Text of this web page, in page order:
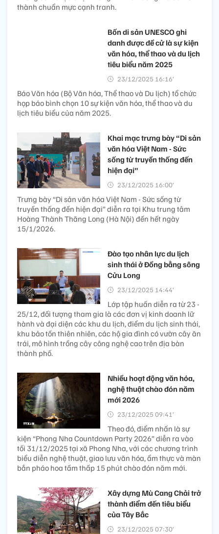
thành chuẩn mực cạnh tranh.
Bốn di sản UNESCO ghi
danh được đề cử là sự kiện
văn hóa, thể thao và du lịch
tiêu biểu năm 2025
23/12/2025 16:16’
Báo Văn hóa (Bộ Văn hóa, Thể thao và Du lịch) tổ chức
họp báo bình chọn 10 sự kiện văn hóa, thể thao và du
lịch tiêu biểu của năm 2025.
Khai mạc trưng bày “Di sản
văn hóa Việt Nam - Sức
sống từ truyền thống đến
hiện đại”
23/12/2025 16:00’
Trưng bày “Di sản văn hóa Việt Nam - Sức sống từ
truyền thống đến hiện đại” diễn ra tại Khu trung tâm
Hoàng Thành Thăng Long (Hà Nội) đến hết ngày
15/1/2026.
Đào tạo nhân lực du lịch
sinh thái ở Đồng bằng sông
Cửu Long
23/12/2025 14:44’
Lớp tập huấn diễn ra từ 23 -
25/12, đối tượng tham gia là các đơn vị kinh doanh lữ
hành và đại diện các khu du lịch, điểm du lịch sinh thái,
khu bảo tồn thiên nhiên, các hộ gia đình có vườn cây ăn
trái, mô hình trồng cây công nghệ cao trên địa bàn
thành phố.
Nhiều hoạt động văn hóa,
nghệ thuật chào đón năm
mới 2026
23/12/2025 09:41’
Theo đó, điểm nhấn là sự
kiện “Phong Nha Countdown Party 2026” diễn ra vào
tối 31/12/2025 tại xã Phong Nha, với các chương trình
biểu diễn nghệ thuật, giao lưu văn hóa, ẩm thực và màn
bắn pháo hoa tầm thấp 15 phút chào đón năm mới.
Xây dựng Mù Cang Chải trở
thành điểm đến tiêu biểu
của Tây Bắc
23/12/2025 07:30’